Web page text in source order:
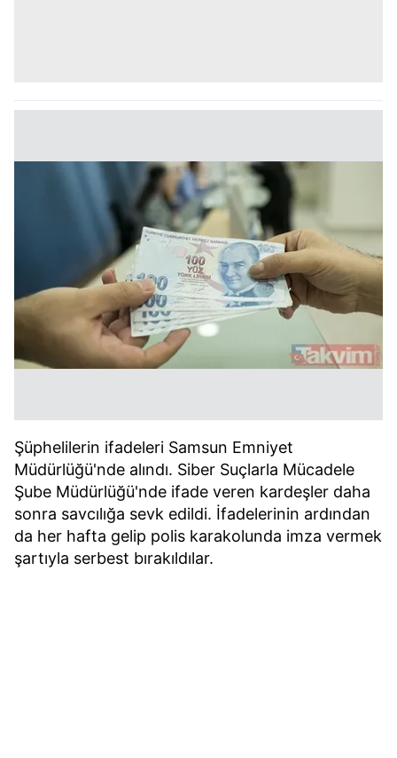
Şüphelilerin ifadeleri Samsun Emniyet
Müdürlüğü'nde alındı. Siber Suçlarla Mücadele
Şube Müdürlüğü'nde ifade veren kardeşler daha
sonra savcılığa sevk edildi. İfadelerinin ardından
da her hafta gelip polis karakolunda imza vermek
şartıyla serbest bırakıldılar.